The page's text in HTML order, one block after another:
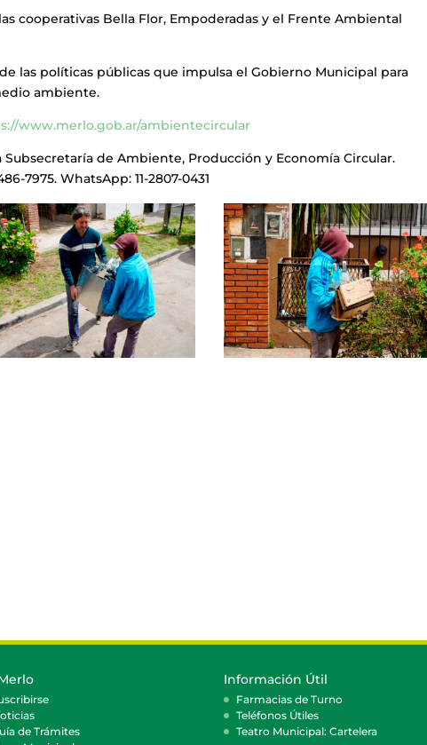
cooperativas Bella Flor, Empoderadas y el Frente Ambiental
las políticas públicas que impulsa el Gobierno Municipal para
ambiente.
www.merlo.gob.ar/ambientecircular
de Ambiente, Producción y Economía Circular.
7975. WhatsApp: 11-2807-0431
de Trámites
Información Útil
Farmacias de Turno
Teléfonos Útiles
Teatro Municipal: Cartelera